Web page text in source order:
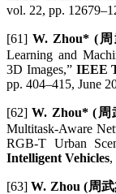
vol. 22, pp.
[61] W. Zhou* (
Learning and
3D Images,” IEEE
pp. 404–415, June
[62]W. Zhou* (周
Multitask-Aware
RGB-T Urban
Intelligent Vehicles,
[63]W. Zhou (周